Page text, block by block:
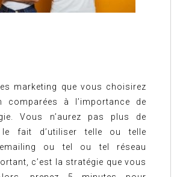
marketing que vous choisirez
comparées à l’importance de
Vous n’aurez pas plus de
fait d’utiliser telle ou telle
ou tel ou tel réseau
c’est la stratégie que vous